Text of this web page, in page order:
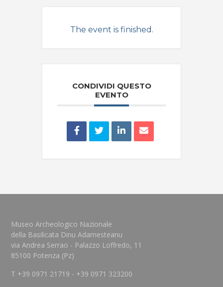
The event is finished.
CONDIVIDI QUESTO
EVENTO
Museo Archeologico Nazionale
della Basilicata Dinu Adamesteanu
via Andrea Serrao - Palazzo Loffredo, 11
85100 Potenza (Pz)
T +39 0971 21719 - +39 0971 323200